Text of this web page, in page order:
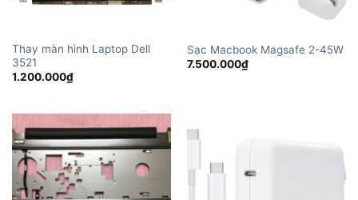
Thay màn hình Laptop Dell
3521
1.200.000₫
Sạc Macbook Magsafe 2-45W
7.500.000₫